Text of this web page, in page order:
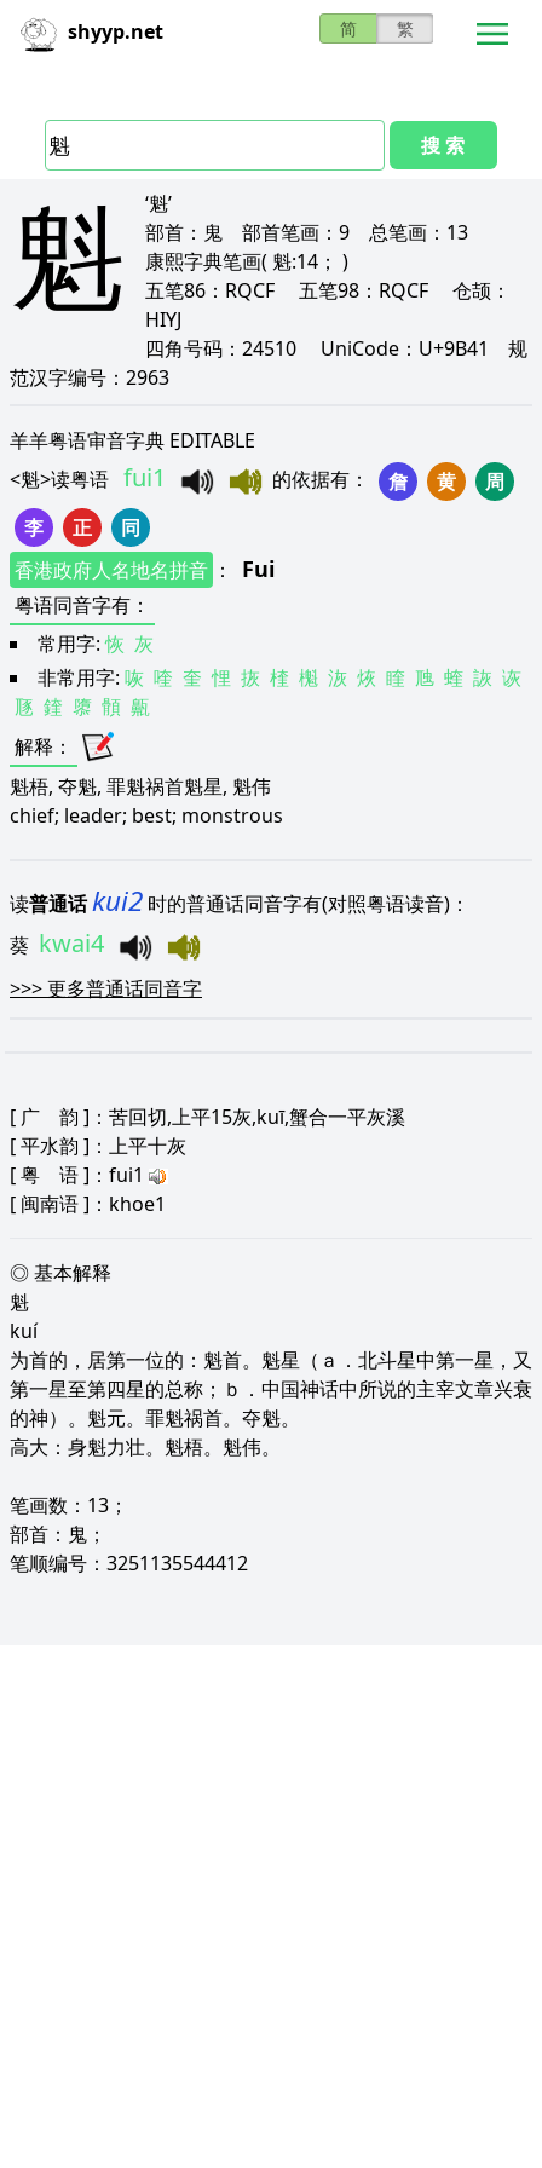
shyyp.net 简 繁
搜 索
魁
‘魁’
部首： 鬼 部首笔画： 9 总笔画： 13
康熙字典笔画( 魁:14； )
五笔86： RQCF 五笔98： RQCF 仓颉：
HIYJ
四角号码： 24510 UniCode： U+9B41 规
范汉字编号： 2963
羊羊粤语审音字典 EDITABLE
<魁>读粤语 fui1 的依据有 ： 詹 黄
周
李
正
同
香港政府人名地名拼音 ： Fui
粤语同音字有 ：
常用字: 恢 灰
非常用字: 咴 喹 奎 悝 拻 楏 櫆 洃 烣 睳 虺 蝰 詼 诙
豗 鍷 隳 顝 齀
解释 ：
魁梧, 夺魁, 罪魁祸首魁星, 魁伟
chief; leader; best; monstrous
读普通话kui2 时的普通话同音字有(对照粤语读音)：
葵 kwai4
>>>更多普通话同音字
[ 广 韵 ]：苦回切,上平15灰,kuī,蟹合一平灰溪
[平水韵 ]：上平十灰
[粤 语]：fui1
[ 闽南语]：khoe1
◎ 基本解释
魁
kuí
为首的，居第一位的：魁首。魁星（ａ．北斗星中第一星，又
第一星至第四星的总称；ｂ．中国神话中所说的主宰文章兴衰
的神）。魁元。罪魁祸首。夺魁。
高大：身魁力壮。魁梧。魁伟。
笔画数：13；
部首：鬼；
笔顺编号：3251135544412